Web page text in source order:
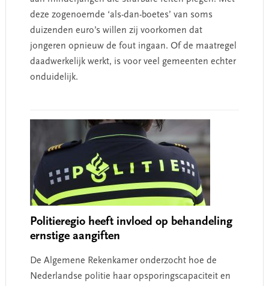
deze zogenoemde ‘als-dan-boetes’ van soms
duizenden euro’s willen zij voorkomen dat
jongeren opnieuw de fout ingaan. Of de maatregel
daadwerkelijk werkt, is voor veel gemeenten echter
onduidelijk.
Politieregio heeft invloed op behandeling
ernstige aangiften
De Algemene Rekenkamer onderzocht hoe de
Nederlandse politie haar opsporingscapaciteit en